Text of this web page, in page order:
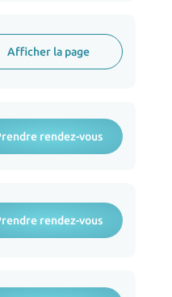
Afficher la page
rendez-vous
rendez-vous